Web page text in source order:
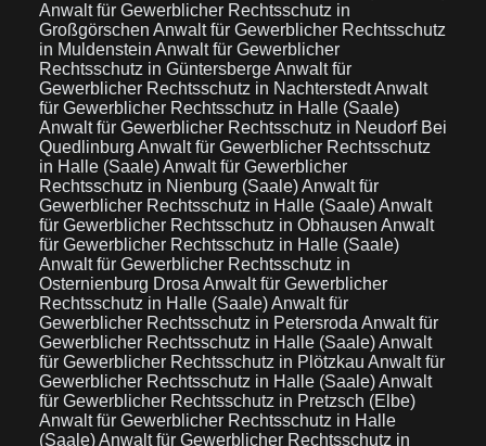
Anwalt für Gewerblicher Rechtsschutz in
Großgörschen Anwalt für Gewerblicher Rechtsschutz
in Muldenstein Anwalt für Gewerblicher
Rechtsschutz in GüntersbergeAnwalt für
Gewerblicher Rechtsschutz in NachterstedtAnwalt
für Gewerblicher Rechtsschutz in Halle (Saale)
Anwalt für Gewerblicher Rechtsschutz in Neudorf Bei
Quedlinburg Anwalt für Gewerblicher Rechtsschutz
in Halle (Saale)Anwalt für Gewerblicher
Rechtsschutz in Nienburg (Saale)Anwalt für
Gewerblicher Rechtsschutz in Halle (Saale)Anwalt
für Gewerblicher Rechtsschutz in Obhausen Anwalt
für Gewerblicher Rechtsschutz in Halle (Saale)
Anwalt für Gewerblicher Rechtsschutz in
Osternienburg Drosa Anwalt für Gewerblicher
Rechtsschutz in Halle (Saale)Anwalt für
Gewerblicher Rechtsschutz in Petersroda Anwalt für
Gewerblicher Rechtsschutz in Halle (Saale)Anwalt
für Gewerblicher Rechtsschutz in Plötzkau Anwalt für
Gewerblicher Rechtsschutz in Halle (Saale)Anwalt
für Gewerblicher Rechtsschutz in Pretzsch (Elbe)
Anwalt für Gewerblicher Rechtsschutz in Halle
(Saale)Anwalt für Gewerblicher Rechtsschutz in